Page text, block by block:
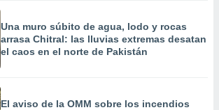
Una muro súbito de agua, lodo y rocas
arrasa Chitral: las lluvias extremas desatan
el caos en el norte de Pakistán
El aviso de la OMM sobre los incendios